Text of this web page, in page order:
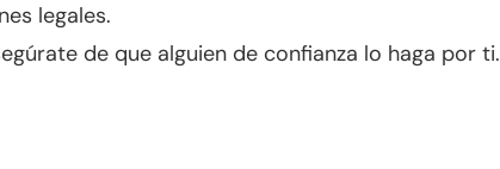
legales.
de que alguien de confianza lo haga por ti.